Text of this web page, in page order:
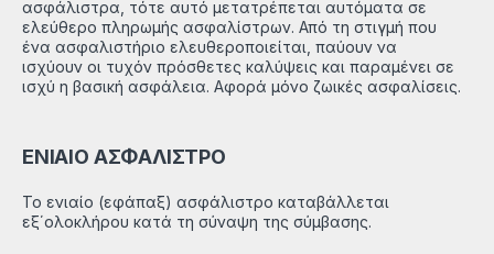
ασφάλιστρα, τότε αυτό μετατρέπεται αυτόματα σε
ελεύθερο πληρωμής ασφαλίστρων. Από τη στιγμή που
ένα ασφαλιστήριο ελευθεροποιείται, παύουν να
ισχύουν οι τυχόν πρόσθετες καλύψεις και παραμένει σε
ισχύ η βασική ασφάλεια. Αφορά μόνο ζωικές ασφαλίσεις.
ΕΝΙΑΙΟ ΑΣΦΑΛΙΣΤΡΟ
Το ενιαίο (εφάπαξ) ασφάλιστρο καταβάλλεται
εξ΄ολοκλήρου κατά τη σύναψη της σύμβασης.